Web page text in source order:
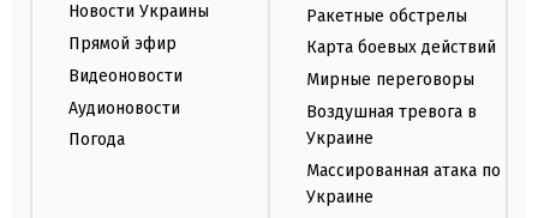
Новости Украины
Прямой эфир
Видеоновости
Аудионовости
Погода
Ракетные обстрелы
Карта боевых действий
Мирные переговоры
Воздушная тревога в
Украине
Массированная атака по
Украине